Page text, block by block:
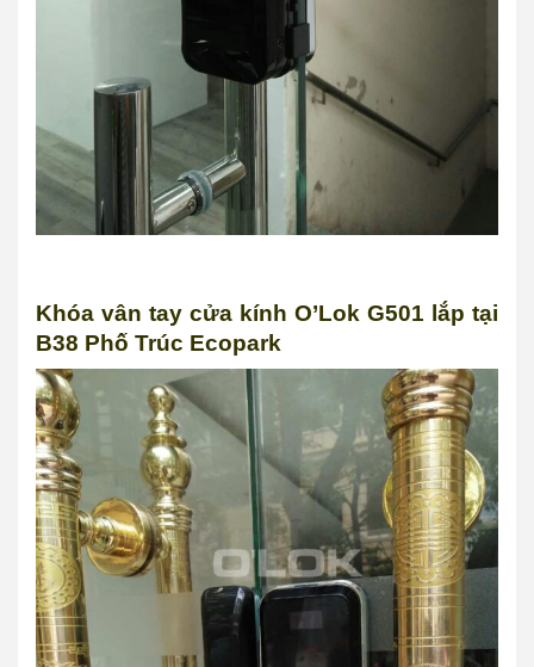
Khóa vân tay cửa kính O’Lok G501 lắp tại
B38 Phố Trúc Ecopark